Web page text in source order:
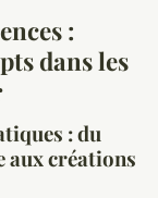
:
dans les
: du
aux créations